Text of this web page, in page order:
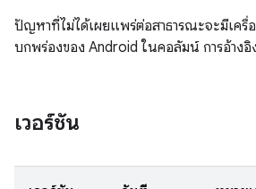
ปัญหาที่ไม่ได้เผยแพร่ต่อสาธารณะจะมีเครื่
บกพร่องของ Android ในคอลัมน์ การอ้างอิ
เวอร์ชัน